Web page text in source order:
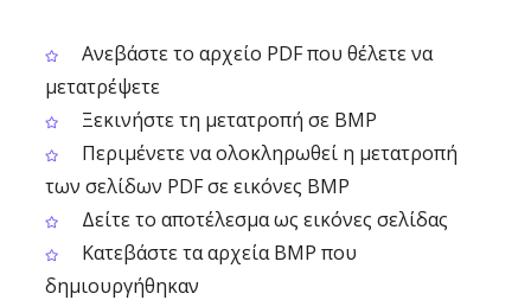
Ανεβάστε το αρχείο PDF που θέλετε να
μετατρέψετε
Ξεκινήστε τη μετατροπή σε BMP
Περιμένετε να ολοκληρωθεί η μετατροπή
των σελίδων PDF σε εικόνες BMP
Δείτε το αποτέλεσμα ως εικόνες σελίδας
Κατεβάστε τα αρχεία BMP που
δημιουργήθηκαν